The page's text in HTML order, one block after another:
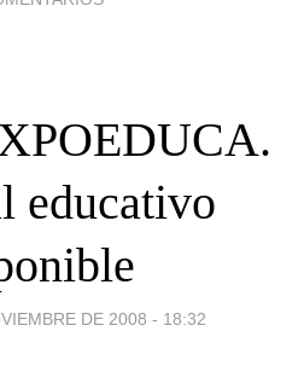
educativo
DE 2008 - 18:32